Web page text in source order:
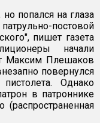
попался на глаза
постовой
пишет газета
начали
Максим Плешаков
повернулся
Однако
в патроннике